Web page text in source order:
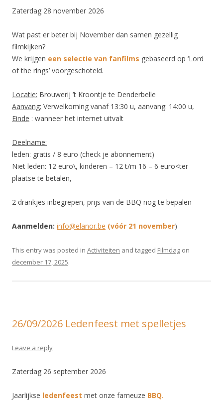
Zaterdag 28 november 2026
Wat past er beter bij November dan samen gezellig
filmkijken?
We krijgen een selectie van fanfilms gebaseerd op ‘Lord
of the rings’ voorgeschoteld.
Locatie: Brouwerij ’t Kroontje te Denderbelle
Aanvang: Verwelkoming vanaf 13:30 u, aanvang: 14:00 u,
Einde : wanneer het internet uitvalt
Deelname:
leden: gratis / 8 euro (check je abonnement)
Niet leden: 12 euro\, kinderen – 12 t/m 16 – 6 euro<ter
plaatse te betalen,
2 drankjes inbegrepen, prijs van de BBQ nog te bepalen
Aanmelden: info@elanor.be (vóór 21 november)
This entry was posted in Activiteiten and tagged Filmdag on
december 17, 2025.
26/09/2026 Ledenfeest met spelletjes
Leave a reply
Zaterdag 26 september 2026
Jaarlijkse ledenfeest met onze fameuze BBQ.